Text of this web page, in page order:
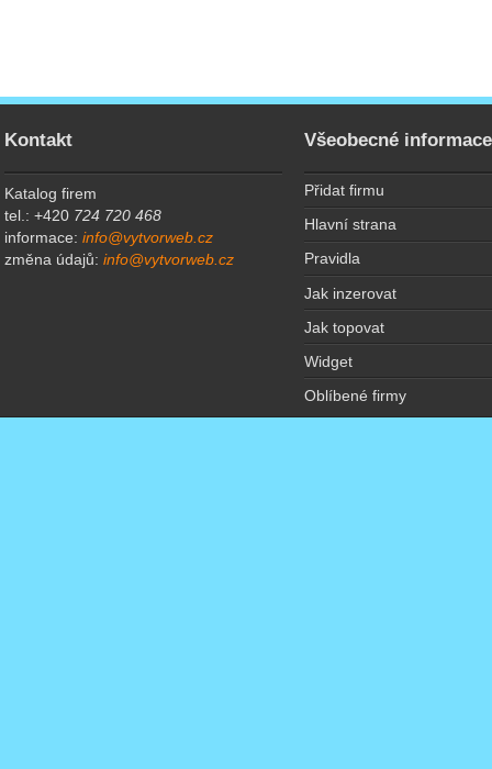
Kontakt
Katalog firem
tel.: +420 724 720 468
informace:info@vytvorweb.cz
změna údajů:info@vytvorweb.cz
Všeobecné informace
Přidat firmu
Hlavní strana
Pravidla
Jak inzerovat
Jak topovat
Widget
Oblíbené firmy